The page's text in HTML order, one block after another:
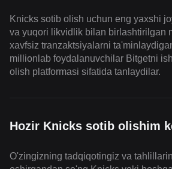
Knicks sotib olish uchun eng yaxshi
va yuqori likvidlik bilan birlashtirilgan
xavfsiz tranzaktsiyalarni
millionlab foydalanuvchilar Bitgetni
olish platformasi sifatida tanlaydilar.
Hozir Knicks sotib olishim
O'zingizning tadqiqotingiz va